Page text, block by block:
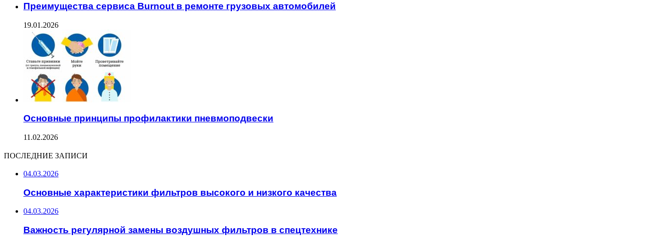
Преимущества сервиса Burnout в ремонте грузовых автомобилей
19.01.2026
Основные принципы профилактики пневмоподвески
11.02.2026
ПОСЛЕДНИЕ ЗАПИСИ
04.03.2026
Основные характеристики фильтров высокого и низкого качества
04.03.2026
Важность регулярной замены воздушных фильтров в спецтехнике